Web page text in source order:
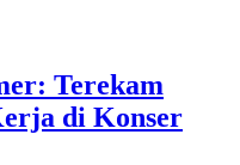
Terekam
di Konser